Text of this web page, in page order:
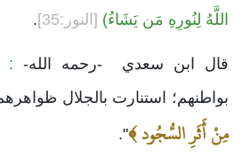
اللَّهُ لِنُورِهِ مَن يَشَاءُ) [النور:35] .
قال ابن سعدي -رحمه الله- :
بواطنهم؛ استنارت بالجلال
مِنْ أَثَرِ السُّجُود ﴾".